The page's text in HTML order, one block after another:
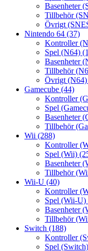
Basenheter
Tillbehör
Övrigt
Nintendo 64 (37)
Kontroller
Spel (N64)
Basenheter
Tillbehör
Övrigt (N64)
Gamecube (44)
Kontroller
Spel
Basenheter
Tillbehör
Wii (288)
Kontroller
Spel (Wii)
Basenheter
Tillbehör
Wii-U (40)
Kontroller
Spel (Wii-U)
Basenheter
Tillbehör
Switch (188)
Kontroller
Spel (Switch)